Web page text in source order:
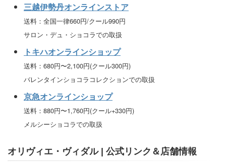
三越伊勢丹オンラインストア
送料：全国一律660円/クール990円
サロン・デュ・ショコラでの取扱
トキハオンラインショップ
送料：680円〜2,100円(クール300円)
バレンタインショコラコレクションでの取扱
京急オンラインショップ
送料：880円〜1,760円(クール+330円)
メルシーショコラでの取扱
オリヴィエ・ヴィダル | 公式リンク＆店舗情報